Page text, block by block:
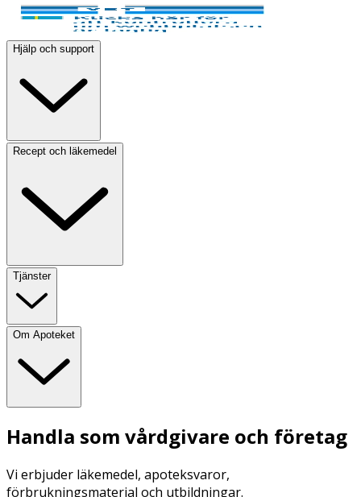
Hjälp och support
Recept och läkemedel
Tjänster
Om Apoteket
Handla som vårdgivare och företag
Vi erbjuder läkemedel, apoteksvaror,
förbrukningsmaterial och utbildningar.